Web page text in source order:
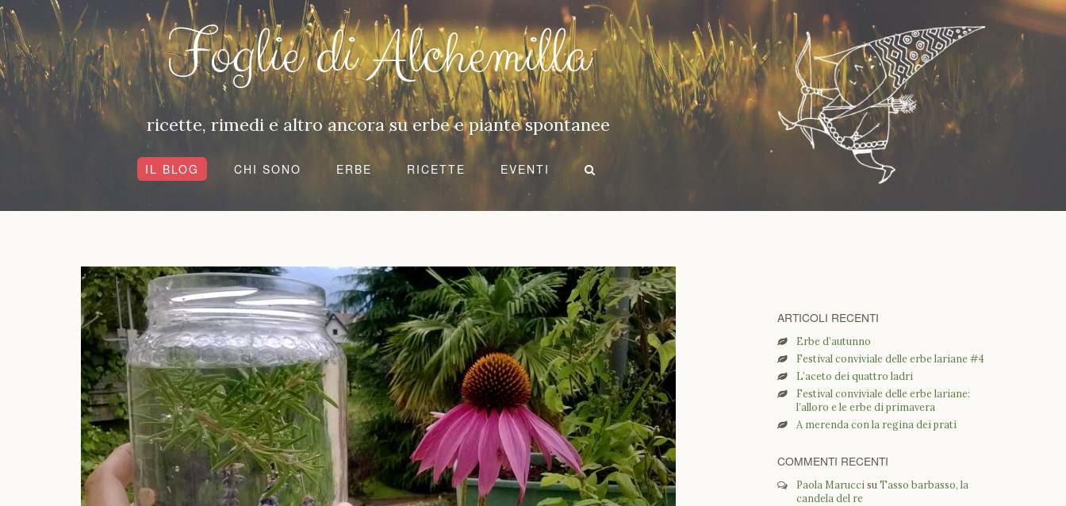
Foglie di Alchemilla
ricette, rimedi e altro ancora su erbe e piante spontanee
IL BLOG CHI SONO ERBE RICETTE EVENTI
ARTICOLI RECENTI
Erbe d’autunno
Festival conviviale delle erbe lariane #4
L’aceto dei quattro ladri
Festival conviviale delle erbe lariane:
l’alloro e le erbe di primavera
A merenda con la regina dei prati
COMMENTI RECENTI
Paola Marucci su Tasso barbasso, la
candela del re